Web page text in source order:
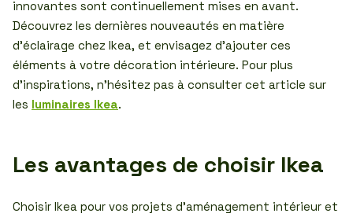
innovantes sont continuellement mises en avant.
Découvrez les dernières nouveautés en matière
d’éclairage chez Ikea, et envisagez d’ajouter ces
éléments à votre décoration intérieure. Pour plus
d’inspirations, n’hésitez pas à consulter cet article sur
les luminaires Ikea.
Les avantages de choisir Ikea
Choisir Ikea pour vos projets d’aménagement intérieur et